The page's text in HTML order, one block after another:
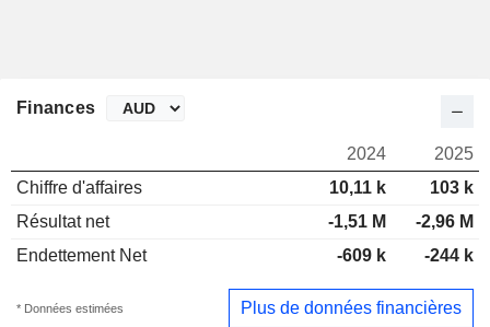
Finances
2024
2025
Chiffre d'affaires
10,11 k
103 k
Résultat net
-1,51 M
-2,96 M
Endettement Net
-609 k -244 k
* Données estimées Plus de données financières